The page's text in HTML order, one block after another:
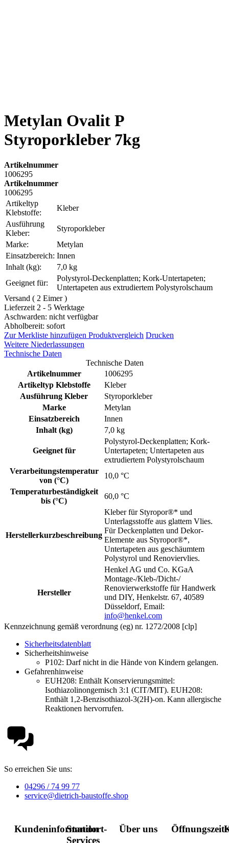
Metylan Ovalit P
Styroporkleber 7kg
Artikelnummer
1006295
Artikelnummer
1006295
Artikeltyp
Klebstoffe:
Kleber
Ausführung
Kleber:
Styroporkleber
Marke:
Metylan
Einsatzbereich: Innen
Inhalt (kg):
7,0 kg
Geeignet für:
Polystyrol-Deckenplatten; Kork-Untertapeten;
Untertapeten aus extrudiertem Polystyrolschaum
Versand ( 2 Eimer )
Lieferzeit 2 - 5 Werktage
Aschwarden: nicht verfügbar
Abholbereit: sofort
Zur Merkliste hinzufügen Produktvergleich Drucken
Weitere Niederlassungen
Technische Daten
Technische Daten
Artikelnummer
1006295
Artikeltyp Klebstoffe
Kleber
Ausführung Kleber
Styroporkleber
Marke
Metylan
Einsatzbereich
Innen
Inhalt (kg)
7,0 kg
Geeignet für
Polystyrol-Deckenplatten; Kork-
Untertapeten; Untertapeten aus
extrudiertem Polystyrolschaum
Verarbeitungstemperatur
von (°C)
10,0 °C
Temperaturbeständigkeit
bis (°C)
60,0 °C
Herstellerkurzbeschreibung
Kleber für Styropor®* und
Unterlagsstoffe aus glattem Vlies.
Für Deckenplatten und Dekor-
Elemente aus Styropor®*,
Untertapeten aus geschäumtem
Polystyrol und Renoviervlies.
Hersteller
Henkel AG und Co. KGaA
Montage-/Kleb-/Dicht-/
Renovierwerkstoffe für Handwerk
und DIY, Henkelstr. 67, 40589
Düsseldorf, Email:
info@henkel.com
Kennzeichnung gemäß verordnung (eg) nr. 1272/2008 [clp]
Sicherheitsdatenblatt
Sicherheitshinweise
P102: Darf nicht in die Hände von Kindern gelangen.
Gefahrenhinweise
EUH208: Enthält Konservierungsmittel:
Isothiazolinongemisch 3:1 (CIT/MIT). EUH208:
Enthält 1,2-Benzisothiazol-3(2H)-on. Kann allergische
Reaktionen hervorrufen.
So erreichen Sie uns:
04296 / 74 99 77
service@dietrich-baustoffe.shop
Kundeninformation
Standort-
Services
Über uns